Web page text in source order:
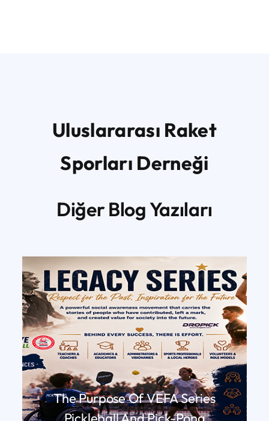
Uluslararası Raket
Sporları Derneği
Diğer Blog Yazıları
The Purpose Of VEFA Series